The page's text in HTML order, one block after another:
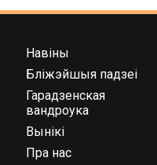
Навіны
Бліжэйшыя падзеі
Гарадзенская
вандроука
Вынікі
Пра нас